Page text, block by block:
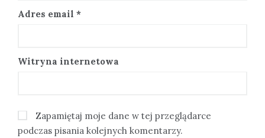
Adres email *
Witryna internetowa
Zapamiętaj moje dane w tej przeglądarce
podczas pisania kolejnych komentarzy.